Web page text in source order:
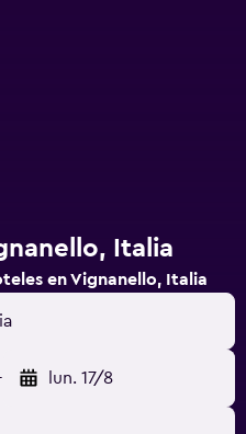
Italia
en Vignanello, Italia
lun. 17/8